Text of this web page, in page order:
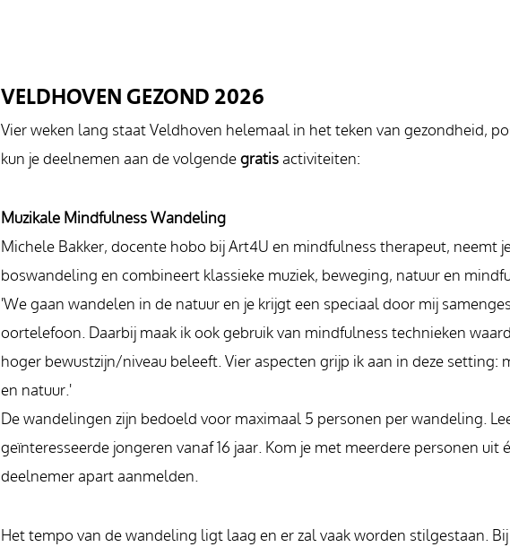
VELDHOVEN GEZOND 2026
Vier weken lang staat Veldhoven helemaal in het teken van gezondheid,
kun je deelnemen aan de volgendegratisactiviteiten:
Muzikale Mindfulness Wandeling
Michele Bakker, docente hobo bij Art4U en mindfulness therapeut, neemt
boswandeling en combineert klassieke muziek, beweging, natuur en
'We gaan wandelen in de natuur en je krijgt een speciaal door mij
oortelefoon. Daarbij maak ik ook gebruik van mindfulness technieken
hoger bewustzijn/niveau beleeft. Vier aspecten grijp ik aan in deze setting:
en natuur.'
De wandelingen zijn bedoeld voor maximaal 5 personen per wandeling.
geïnteresseerde jongeren vanaf 16 jaar. Kom je met meerdere personen uit
deelnemer apart aanmelden.
Het tempo van de wandeling ligt laag en er zal vaak worden stilgestaan.